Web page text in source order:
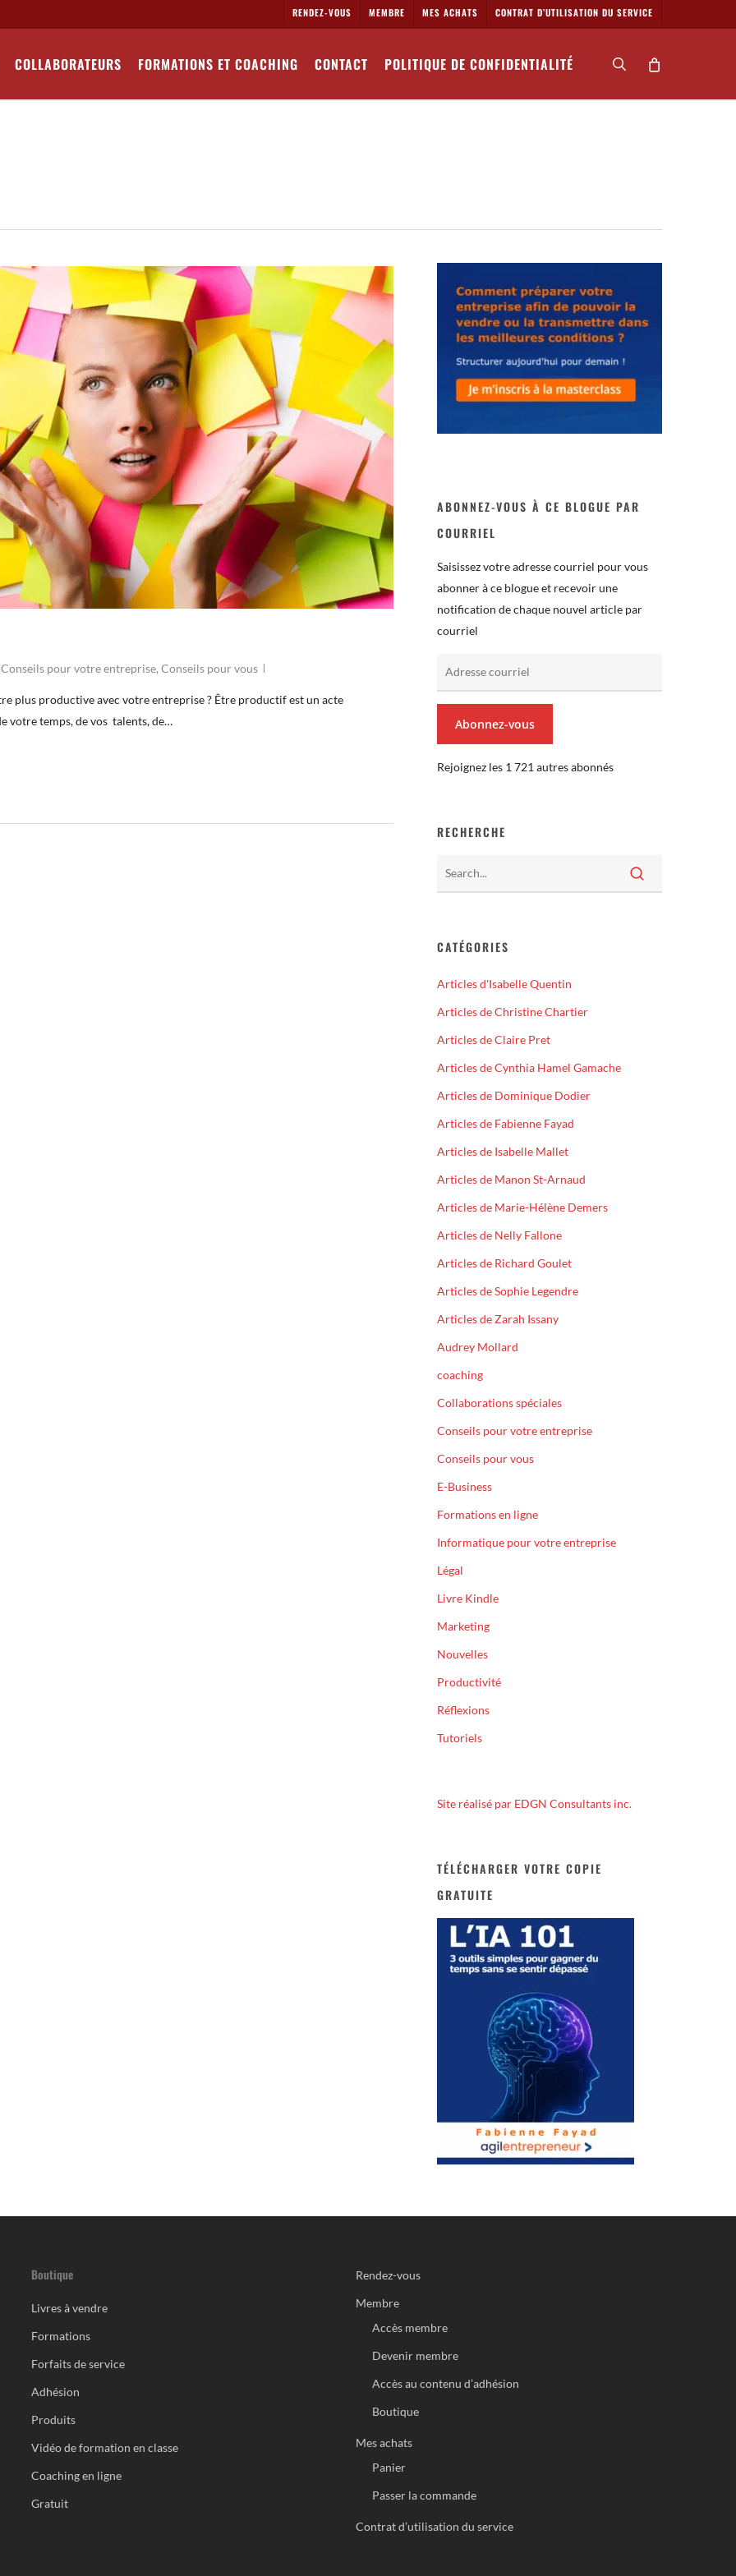
RENDEZ-VOUS MEMBRE MES ACHATS CONTRAT D’UTILISATION DU SERVICE
COLLABORATEURS FORMATIONS ET COACHING CONTACT POLITIQUE DE CONFIDENTIALITÉ search
Conseils pour votre entreprise,Conseils pour vous
plus productive avec votre entreprise ? Être productif est un acte
votre temps, de vos talents, de…
ABONNEZ-VOUS À CE BLOGUE PAR
COURRIEL
Saisissez votre adresse courriel pour vous
abonner à ce blogue et recevoir une
notification de chaque nouvel article par
courriel
Abonnez-vous
Rejoignez les 1 721 autres abonnés
RECHERCHE
CATÉGORIES
Articles d'Isabelle Quentin
Articles de Christine Chartier
Articles de Claire Pret
Articles de Cynthia Hamel Gamache
Articles de Dominique Dodier
Articles de Fabienne Fayad
Articles de Isabelle Mallet
Articles de Manon St-Arnaud
Articles de Marie-Hélène Demers
Articles de Nelly Fallone
Articles de Richard Goulet
Articles de Sophie Legendre
Articles de Zarah Issany
Audrey Mollard
coaching
Collaborations spéciales
Conseils pour votre entreprise
Conseils pour vous
E-Business
Formations en ligne
Informatique pour votre entreprise
Légal
Livre Kindle
Marketing
Nouvelles
Productivité
Réflexions
Tutoriels
Site réalisé par EDGN Consultants inc.
TÉLÉCHARGER VOTRE COPIE
GRATUITE
Boutique
Livres à vendre
Formations
Forfaits de service
Adhésion
Produits
Vidéo de formation en classe
Coaching en ligne
Gratuit
Rendez-vous
Membre
Accès membre
Devenir membre
Accès au contenu d’adhésion
Boutique
Mes achats
Panier
Passer la commande
Contrat d’utilisation du service